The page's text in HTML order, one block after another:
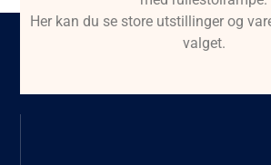
Her kan du se store utstillinger og
valget.